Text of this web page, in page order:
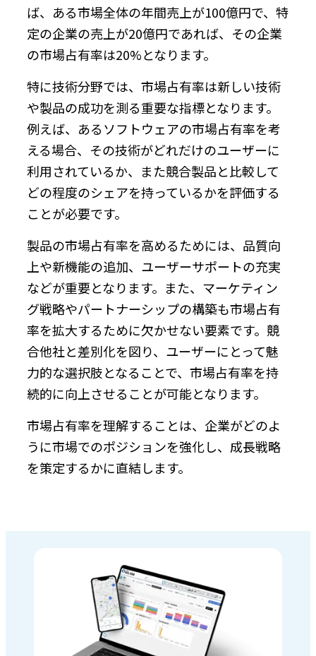
ば、ある市場全体の年間売上が100億円で、特
定の企業の売上が20億円であれば、その企業
の市場占有率は20%となります。
特に技術分野では、市場占有率は新しい技術
や製品の成功を測る重要な指標となります。
例えば、あるソフトウェアの市場占有率を考
える場合、その技術がどれだけのユーザーに
利用されているか、また競合製品と比較して
どの程度のシェアを持っているかを評価する
ことが必要です。
製品の市場占有率を高めるためには、品質向
上や新機能の追加、ユーザーサポートの充実
などが重要となります。また、マーケティン
グ戦略やパートナーシップの構築も市場占有
率を拡大するために欠かせない要素です。競
合他社と差別化を図り、ユーザーにとって魅
力的な選択肢となることで、市場占有率を持
続的に向上させることが可能となります。
市場占有率を理解することは、企業がどのよ
うに市場でのポジションを強化し、成長戦略
を策定するかに直結します。